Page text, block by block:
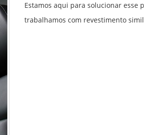
Estamos aqui para solucionar esse
trabalhamos com revestimento